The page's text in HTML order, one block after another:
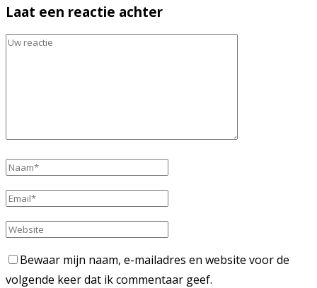
Laat een reactie achter
Bewaar mijn naam, e-mailadres en website voor de
volgende keer dat ik commentaar geef.